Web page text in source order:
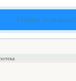
Начать